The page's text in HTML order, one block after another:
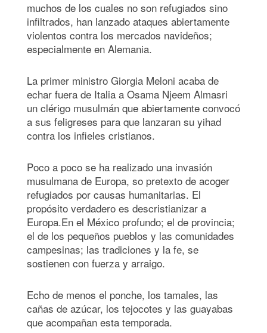
muchos de los cuales no son refugiados sino
infiltrados, han lanzado ataques abiertamente
violentos contra los mercados navideños;
especialmente en Alemania.
La primer ministro Giorgia Meloni acaba de
echar fuera de Italia a Osama Njeem Almasri
un clérigo musulmán que abiertamente convocó
a sus feligreses para que lanzaran su yihad
contra los infieles cristianos.
Poco a poco se ha realizado una invasión
musulmana de Europa, so pretexto de acoger
refugiados por causas humanitarias. El
propósito verdadero es descristianizar a
Europa.En el México profundo; el de provincia;
el de los pequeños pueblos y las comunidades
campesinas; las tradiciones y la fe, se
sostienen con fuerza y arraigo.
Echo de menos el ponche, los tamales, las
cañas de azúcar, los tejocotes y las guayabas
que acompañan esta temporada.